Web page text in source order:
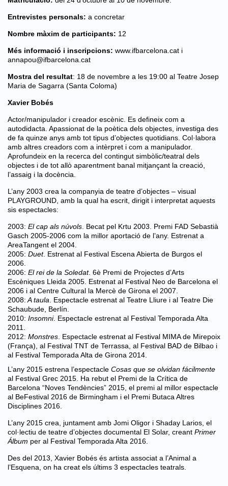
Entrevistes personals: a concretar
Nombre màxim de participants: 12
Més informació i inscripcions: www.ifbarcelona.cat i
annapou@ifbarcelona.cat
Mostra del resultat: 18 de novembre a les 19:00 al Teatre Josep
Maria de Sagarra (Santa Coloma)
Xavier Bobés
Actor/manipulador i creador escènic. Es defineix com a
autodidacta. Apassionat de la poètica dels objectes, investiga des
de fa quinze anys amb tot tipus d’objectes quotidians. Col·labora
amb altres creadors com a intèrpret i com a manipulador.
Aprofundeix en la recerca del contingut simbòlic/teatral dels
objectes i de tot allò aparentment banal mitjançant la creació,
l’assaig i la docència.
L’any 2003 crea la companyia de teatre d’objectes – visual
PLAYGROUND, amb la qual ha escrit, dirigit i interpretat aquests
sis espectacles:
2003: El cap als núvols. Becat pel Krtu 2003. Premi FAD Sebastià
Gasch 2005-2006 com la millor aportació de l’any. Estrenat a
AreaTangent el 2004.
2005: Duet. Estrenat al Festival Escena Abierta de Burgos el
2006.
2006: El rei de la Soledat. 6è Premi de Projectes d’Arts
Escèniques Lleida 2005. Estrenat al Festival Neo de Barcelona el
2006 i al Centre Cultural la Mercè de Girona el 2007.
2008:A taula. Espectacle estrenat al Teatre Lliure i al Teatre Die
Schaubude, Berlín.
2010: Insomni. Espectacle estrenat al Festival Temporada Alta
2011.
2012: Monstres. Espectacle estrenat al Festival MIMA de Mirepoix
(França), al Festival TNT de Terrassa, al Festival BAD de Bilbao i
al Festival Temporada Alta de Girona 2014.
L’any 2015 estrena l’espectacle Cosas que se olvidan fácilmente
al Festival Grec 2015. Ha rebut el Premi de la Crítica de
Barcelona “Noves Tendències” 2015, el premi al millor espectacle
al BeFestival 2016 de Birmingham i el Premi Butaca Altres
Disciplines 2016.
L’any 2015 crea, juntament amb Jomi Oligor i Shaday Larios, el
col·lectiu de teatre d’objectes documental El Solar, creant Primer
Álbum per al Festival Temporada Alta 2016.
Des del 2013, Xavier Bobés és artista associat a l’Animal a
l’Esquena, on ha creat els últims 3 espectacles teatrals.